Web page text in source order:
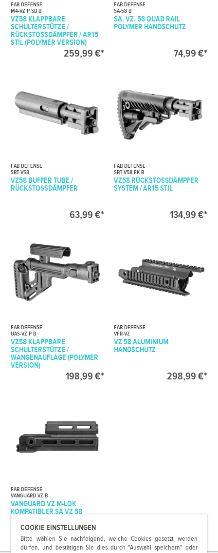
COOKIE EINSTELLUNGEN
Bitte wählen Sie nachfolgend, welche Cookies gesetzt werden
dürfen, und bestätigen Sie dies durch "Auswahl speichern" oder
FAB DEFENSE
M4-VZ P SB B
VZ58 KLAPPBARE
SCHULTERSTÜTZE /
RÜCKSTOSSDÄMPFER / AR15 S
TIL (POLYMER VERSION)
259,99 €*
FAB DEFENSE
SA-58 B
SA. VZ. 58 QUAD RAIL
POLYMER HANDSCHUTZ
74,99 €*
FAB DEFENSE
SBT-V58
VZ58 BUFFER TUBE /
RÜCKSTOSSDÄMPFER
63,99 €*
FAB DEFENSE
SBT-V58 FK B
VZ58 RÜCKSTOSSDÄMPFER S
YSTEM / AR15 STIL
134,99 €*
FAB DEFENSE
UAS-VZ P B
VZ58 KLAPPBARE
SCHULTERSTÜTZE /
WANGENAUFLAGE (POLYMER
VERSION)
198,99 €*
FAB DEFENSE
VFR-VZ
VZ 58 ALUMINIUM
HANDSCHUTZ
298,99 €*
FAB DEFENSE
VANGUARD VZ B
VANGUARD VZ M-LOK
KOMPATIBLER SA VZ 58
69,99 €*